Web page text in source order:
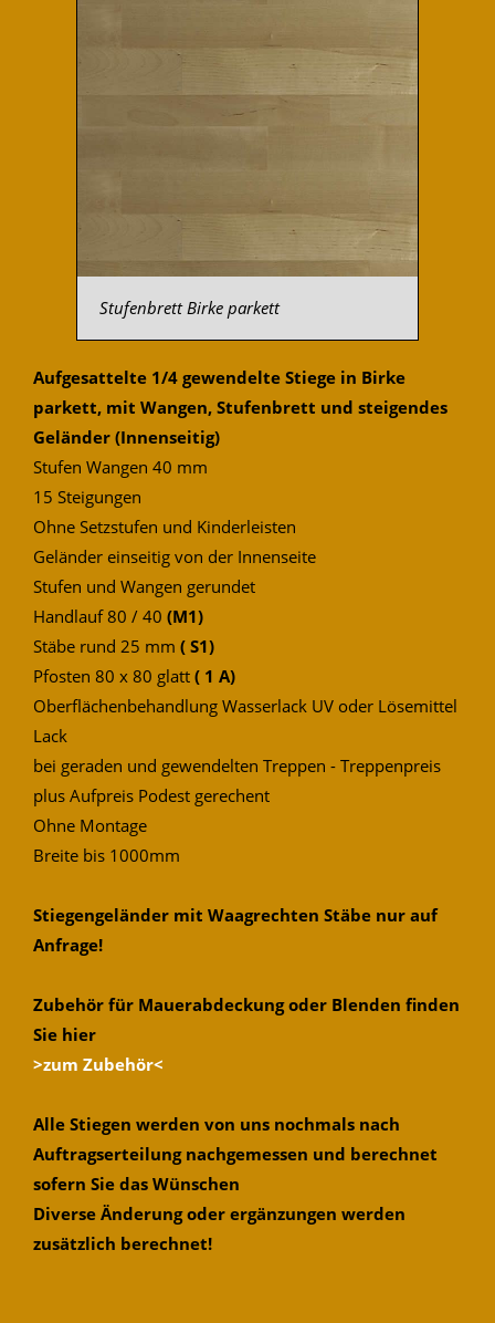
Stufenbrett Birke parkett
Aufgesattelte 1/4 gewendelte Stiege in Birke
parkett, mit Wangen, Stufenbrett und steigendes
Geländer (Innenseitig)
Stufen Wangen 40 mm
15 Steigungen
Ohne Setzstufen und Kinderleisten
Geländer einseitig von der Innenseite
Stufen und Wangen gerundet
Handlauf 80 / 40 (M1)
Stäbe rund 25 mm ( S1)
Pfosten 80 x 80 glatt ( 1 A)
Oberflächenbehandlung Wasserlack UV oder Lösemittel
Lack
bei geraden und gewendelten Treppen - Treppenpreis
plus Aufpreis Podest gerechent
Ohne Montage
Breite bis 1000mm
Stiegengeländer mit Waagrechten Stäbe nur auf
Anfrage!
Zubehör für Mauerabdeckung oder Blenden finden
Sie hier
>zum Zubehör<
Alle Stiegen werden von uns nochmals nach
Auftragserteilung nachgemessen und berechnet
sofern Sie das Wünschen
Diverse Änderung oder ergänzungen werden
zusätzlich berechnet!